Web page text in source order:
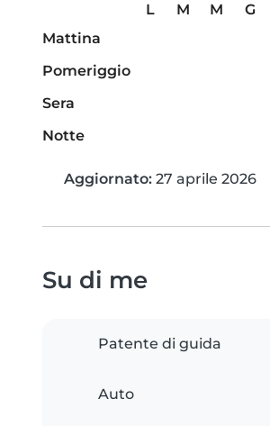
L M M G
Mattina
Pomeriggio
Sera
Notte
Aggiornato: 27 aprile 2026
Su di me
Patente di guida
Auto